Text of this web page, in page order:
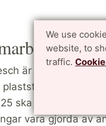
We use
website, to
traffic.
och
är resultaten
och
ska alla
vara gjorda av